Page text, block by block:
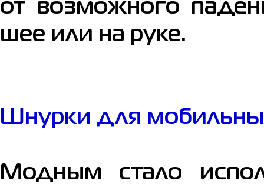
от возможного
шее или на руке.
Шнурки для
Модным стало